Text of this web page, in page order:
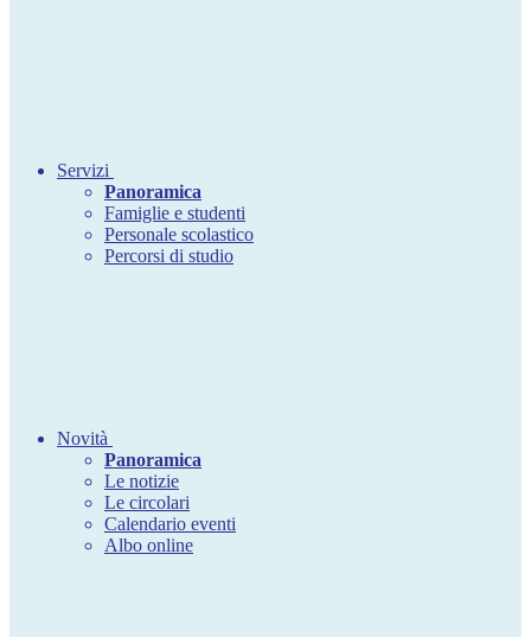
Servizi
Panoramica
Famiglie e studenti
Personale scolastico
Percorsi di studio
Novità
Panoramica
Le notizie
Le circolari
Calendario eventi
Albo online